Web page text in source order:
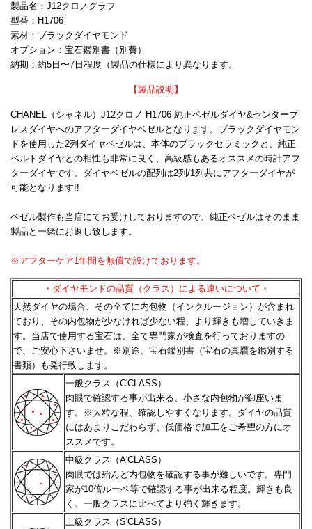
製品名：J12クロノグラフ
型番：H1706
素材：ブラックダイヤモンド
オプション：宝石鑑別書（別費）
納期：約5日〜7日程度（製品の仕様により異なります。
【製品説明】
CHANEL（シャネル）J12クロノ H1706 純正ベゼルダイヤ&センターブ
レスダイヤへのアフターダイヤベゼルとなります。ブラックダイヤモン
ドを使用した2列ダイヤベゼルは、本体のブラックセラミックと、純正
ベルトダイヤとの相性も非常に良く、高級感もあるオススメの時計アフ
ターダイヤです。ダイヤベゼルの配列は2列/1列共にアフターダイヤが
可能となります!!
ベゼル製作も当店にてお受けしておりますので、純正ベゼルはそのまま
製品と一緒にお返し致します。
※アフターケア1年間を無償で設けております。
・ダイヤモンドの品質（クラス）による違いについて・
天然ダイヤの場合、その全てに内包物（インクルージョン）が含まれ
ており、その内包物が少なければ少ない程、 より輝きも増していきま
す。当店で使用する宝石は、全て専門家が検査を行っておりますの
で、ご安心下さいませ。
※別途、宝石鑑別書（宝石の真贋を鑑別する
書類）も発行致します。
一般クラス（C'CLASS）
肉眼で確認する事が出来る、小さな内包物が御座いま
す。※大粒な程、確認しやすくなります。 ダイヤの品質
にはあまりこだわらず、低価格で加工をご希望の方にオ
ススメです。
中級クラス（A'CLASS）
肉眼では殆んど内包物を確認する事が難しいです。専門
家が10倍ルーペ等で確認する事が出来る程度。 輝きも良
く、一般クラスに比べてより強く輝きます。
上級クラス（S'CLASS）